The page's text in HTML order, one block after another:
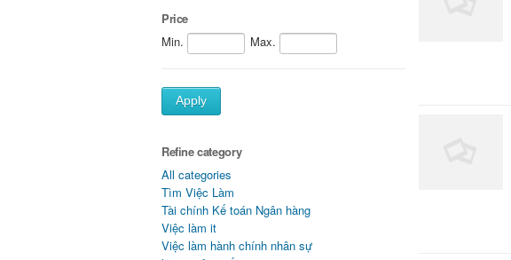
Price
Min.
Max.
Apply
Refine category
All categories
Tìm Việc Làm
Tài chính Kế toán Ngân hàng
Việc làm it
Việc làm hành chính nhân sự